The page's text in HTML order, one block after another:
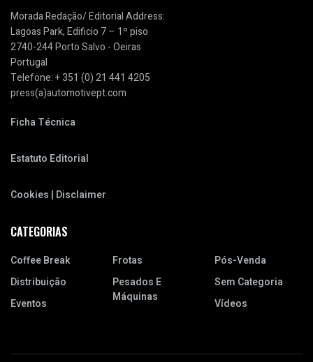
Morada Redação/ Editorial Address:
Lagoas Park, Edificio 7 – 1º piso
2740-244 Porto Salvo - Oeiras
Portugal
Telefone: + 351 (0) 21 441 4205
press(a)automotivept.com
Ficha Técnica
Estatuto Editorial
Cookies | Disclaimer
CATEGORIAS
Coffee Break
Distribuição
Eventos
Frotas
Pesados E
Máquinas
Pós-Venda
Sem Categoria
Vídeos